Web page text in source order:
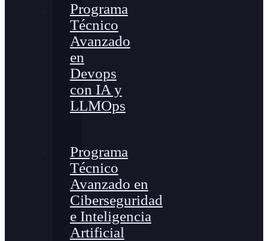
Programa
Técnico
Avanzado
en
Devops
con IA y
LLMOps
Programa
Técnico
Avanzado en
Ciberseguridad
e Inteligencia
Artificial